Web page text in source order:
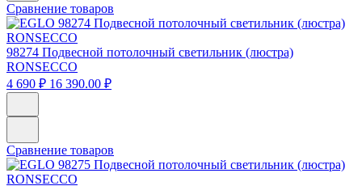
Сравнение товаров
98274 Подвесной потолочный светильник (люстра)
RONSECCO
4 690 ₽ 16 390.00 ₽
Сравнение товаров